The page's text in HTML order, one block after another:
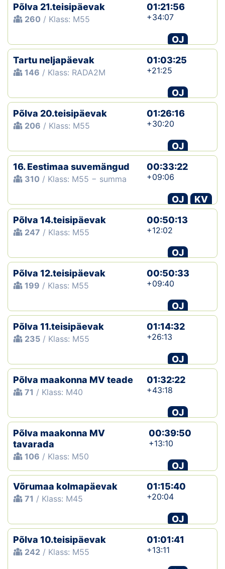
Põlva 21.teisipäevak
260 / Klass: M55
01:21:56
+34:07
OJ
Tartu neljapäevak
146 / Klass: RADA2M
01:03:25
+21:25
OJ
Põlva 20.teisipäevak
206 / Klass: M55
01:26:16
+30:20
OJ
16. Eestimaa suvemängud
310 / Klass: M55 − summa
00:33:22
+09:06
OJ
KV
Põlva 14.teisipäevak
247 / Klass: M55
00:50:13
+12:02
OJ
Põlva 12.teisipäevak
199 / Klass: M55
00:50:33
+09:40
OJ
Põlva 11.teisipäevak
235 / Klass: M55
01:14:32
+26:13
OJ
Põlva maakonna MV teade
71 / Klass: M40
01:32:22
+43:18
OJ
Põlva maakonna MV
tavarada
106 / Klass: M50
00:39:50
+13:10
OJ
Võrumaa kolmapäevak
71 / Klass: M45
01:15:40
+20:04
OJ
Põlva 10.teisipäevak
242 / Klass: M55
01:01:41
+13:11